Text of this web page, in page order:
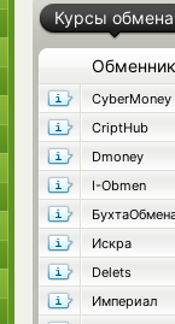
Курсы обмена
Обменник
CyberMoney
CriptHub
Dmoney
I-Obmen
Искра
Delets
Империал